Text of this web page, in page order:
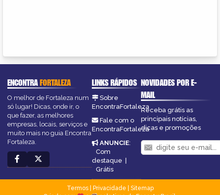
ENCONTRAFORTALEZA
O melhor de Fortaleza num
só lugar! Dicas, onde ir, o
que fazer, as melhores
empresas, locais, serviços e
muito mais no guia Encontra
Fortaleza.
LINKS RÁPIDOS
Sobre
EncontraFortaleza
Fale com o
EncontraFortaleza
ANUNCIE:
Com
destaque
Grátis
NOVIDADES POR E-
MAIL
Receba grátis as
principais notícias,
dicas e promoções
Termos| Privacidade
Sitemap